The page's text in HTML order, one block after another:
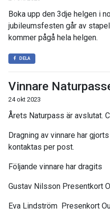
Boka upp den 3dje helgen i
jubileumsfesten går av
kommer pågå hela helgen.
DELA
Vinnare
24 okt 2023
Årets Naturpass är avslutat.
Dragning av vinnare har
kontaktas per post.
Följande vinnare har dragits
Gustav Nilsson Presentkort
Eva Lindström Presenkort